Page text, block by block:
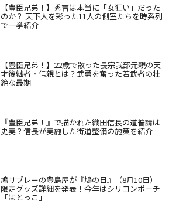
【豊臣兄弟！】秀吉は本当に「女狂い」だった
のか？ 天下人を彩った11人の側室たちを時系列
で一挙紹介
【豊臣兄弟！】22歳で散った長宗我部元親の天
才後継者・信親とは？武勇を奮った若武者の壮
絶な最期
『豊臣兄弟！』で描かれた織田信長の道普請は
史実？信長が実施した街道整備の施策を紹介
鳩サブレーの豊島屋が『鳩の日』（8月10日）
限定グッズ詳細を発表！今年はシリコンポーチ
「はとっこ」